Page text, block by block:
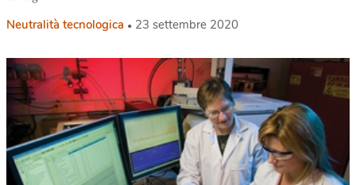
Neutralità tecnologica 23 settembre 2020